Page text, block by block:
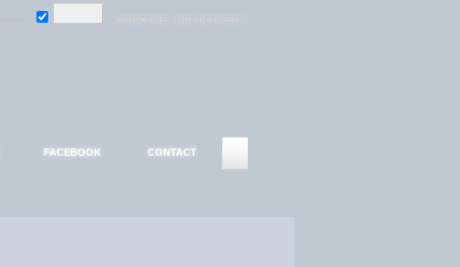
FACEBOOK CONTACT